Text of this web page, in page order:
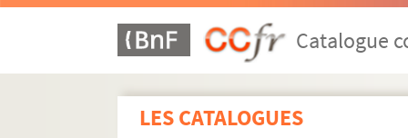
Catalogue
LES CATALOGUES